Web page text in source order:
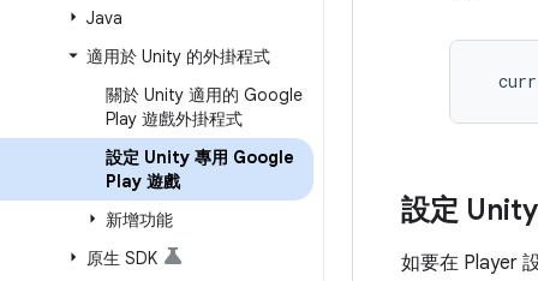
Java
適用於 Unity 的外掛程式
關於 Unity 適用的 Google
Play 遊戲外掛程式
設定 Unity 專用 Google
Play 遊戲
新增功能
原生 SDK
設定
如要在 Player